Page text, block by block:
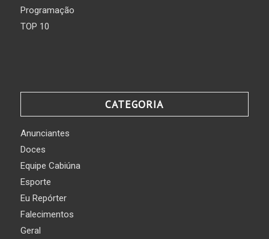
Programação
TOP 10
CATEGORIA
Anunciantes
Doces
Equipe Cabiúna
Esporte
Eu Repórter
Falecimentos
Geral